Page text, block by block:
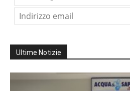
Ultime Notizie